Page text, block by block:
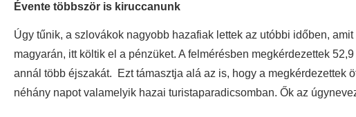
Évente többször is kiruccanunk
Úgy tűnik, a szlovákok nagyobb hazafiak lettek az utóbbi időben,
magyarán, itt költik el a pénzüket. A felmérésben megkérdezettek
annál több éjszakát. Ezt támasztja alá az is, hogy a megkérdezettek
néhány napot valamelyik hazai turistaparadicsomban. Ők az